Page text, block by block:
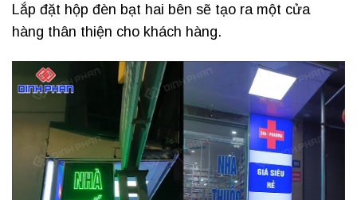
Lắp đặt hộp đèn bạt hai bên sẽ tạo ra một cửa
hàng thân thiện cho khách hàng.